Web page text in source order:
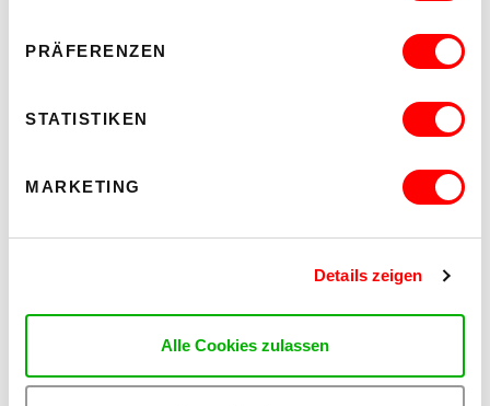
PRÄFERENZEN
STATISTIKEN
MARKETING
Details zeigen
Alle Cookies zulassen